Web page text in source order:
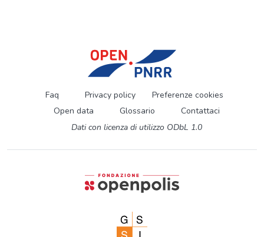
Faq Privacy policy
Preferenze cookies
Open data
Glossario
Contattaci
Dati con licenza di utilizzo ODbL 1.0